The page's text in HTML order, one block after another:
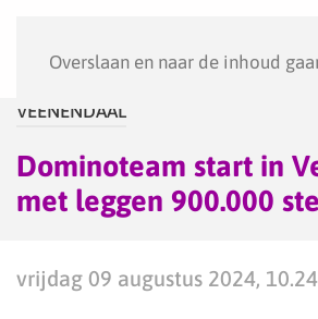
Overslaan en naar de inhoud
VEENENDAAL
Dominoteam start in
met leggen 900.000
vrijdag 09 augustus 2024, 10.24